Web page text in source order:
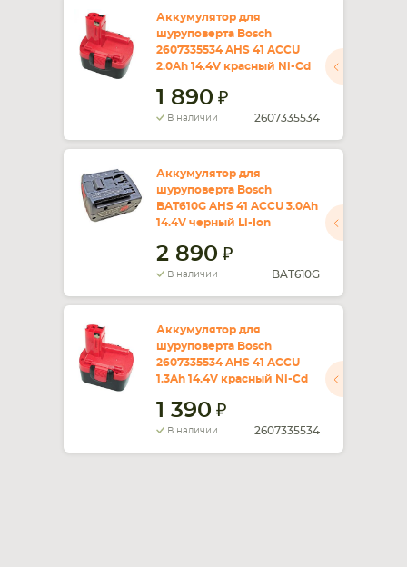
КОМПЛЕКТУЮЩИЕ
Аккумулятор для
шуруповерта Bosch
2607335534 AHS 41 ACCU
2.0Ah 14.4V красный Ni-Cd
1 890
В наличии 2607335534
Аккумулятор для
шуруповерта Bosch
BAT610G AHS 41 ACCU 3.0Ah
14.4V черный Li-Ion
2 890
В наличии BAT610G
Аккумулятор для
шуруповерта Bosch
2607335534 AHS 41 ACCU
1.3Ah 14.4V красный Ni-Cd
1 390
В наличии 2607335534